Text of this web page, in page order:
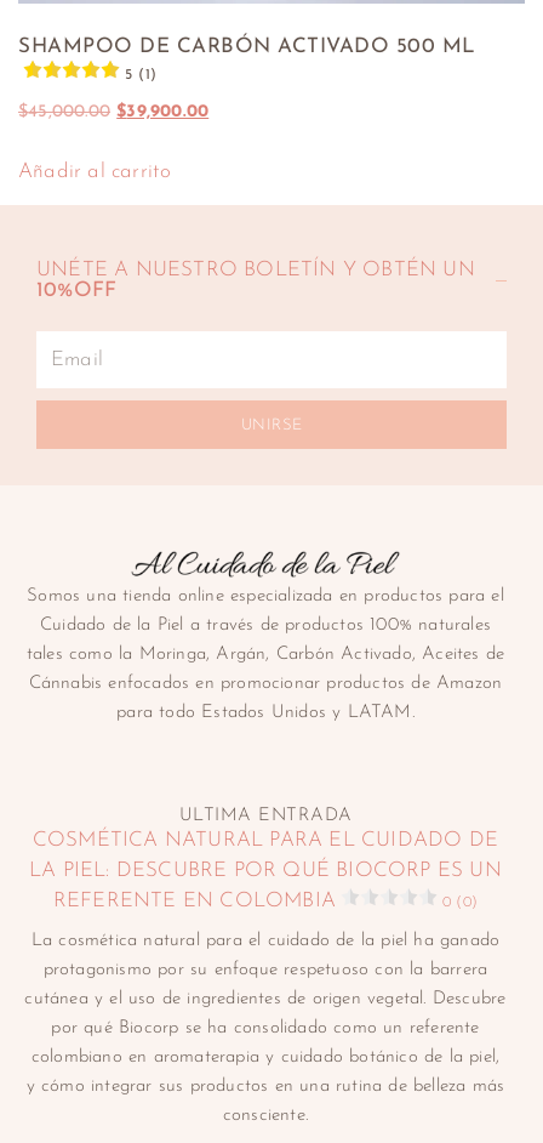
SHAMPOO DE CARBÓN ACTIVADO 500 ML
5 (1)
$45,000.00 $39,900.00
Añadir al carrito
UNÉTE A NUESTRO BOLETÍN Y OBTÉN UN
10%OFF
UNIRSE
Somos una tienda online especializada en productos para el
Cuidado de la Piel a través de productos 100% naturales
tales como la Moringa, Argán, Carbón Activado, Aceites de
Cánnabis enfocados en promocionar productos de Amazon
para todo Estados Unidos y LATAM.
ULTIMA ENTRADA
COSMÉTICA NATURAL PARA EL CUIDADO DE
LA PIEL: DESCUBRE POR QUÉ BIOCORP ES UN
REFERENTE EN COLOMBIA
0 (0)
La cosmética natural para el cuidado de la piel ha ganado
protagonismo por su enfoque respetuoso con la barrera
cutánea y el uso de ingredientes de origen vegetal. Descubre
por qué Biocorp se ha consolidado como un referente
colombiano en aromaterapia y cuidado botánico de la piel,
y cómo integrar sus productos en una rutina de belleza más
consciente.